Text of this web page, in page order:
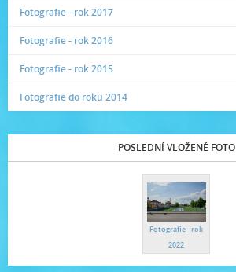
Fotografie - rok 2017
Fotografie - rok 2016
Fotografie - rok 2015
Fotografie do roku 2014
POSLEDNÍ VLOŽENÉ FOTO
Fotografie - rok
2022